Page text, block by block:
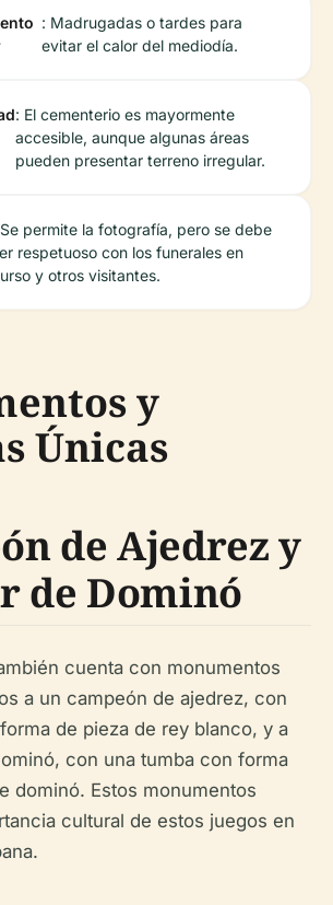
: Madrugadas o tardes para
evitar el calor del mediodía.
: El cementerio es mayormente
accesible, aunque algunas áreas
pueden presentar terreno irregular.
permite la fotografía, pero se debe
respetuoso con los funerales en
y otros visitantes.
y
Únicas
de Ajedrez y
de Dominó
cuenta con monumentos
a un campeón de ajedrez, con
de pieza de rey blanco, y a
con una tumba con forma
dominó. Estos monumentos
cultural de estos juegos en